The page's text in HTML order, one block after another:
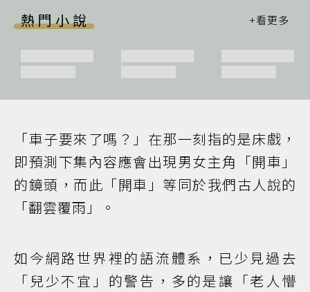
熱門小說
「車子要來了嗎？」在那一刻指的是床戲，
即預測下集內容應會出現男女主角「開車」
的鏡頭，而此「開車」等同於我們古人說的
「翻雲覆雨」。
如今網路世界裡的語流體系，已少見過去
「兒少不宜」的警告，多的是讓「老人懵